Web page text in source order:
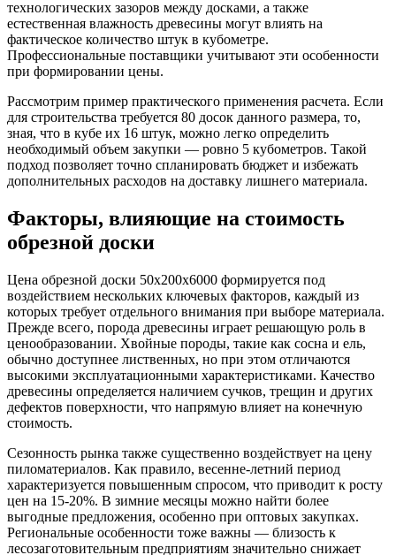
технологических зазоров между досками, а также
естественная влажность древесины могут влиять на
фактическое количество штук в кубометре.
Профессиональные поставщики учитывают эти особенности
при формировании цены.
Рассмотрим пример практического применения расчета. Если
для строительства требуется 80 досок данного размера, то,
зная, что в кубе их 16 штук, можно легко определить
необходимый объем закупки — ровно 5 кубометров. Такой
подход позволяет точно спланировать бюджет и избежать
дополнительных расходов на доставку лишнего материала.
Факторы, влияющие на стоимость
обрезной доски
Цена обрезной доски 50х200х6000 формируется под
воздействием нескольких ключевых факторов, каждый из
которых требует отдельного внимания при выборе материала.
Прежде всего, порода древесины играет решающую роль в
ценообразовании. Хвойные породы, такие как сосна и ель,
обычно доступнее лиственных, но при этом отличаются
высокими эксплуатационными характеристиками. Качество
древесины определяется наличием сучков, трещин и других
дефектов поверхности, что напрямую влияет на конечную
стоимость.
Сезонность рынка также существенно воздействует на цену
пиломатериалов. Как правило, весенне-летний период
характеризуется повышенным спросом, что приводит к росту
цен на 15-20%. В зимние месяцы можно найти более
выгодные предложения, особенно при оптовых закупках.
Региональные особенности тоже важны — близость к
лесозаготовительным предприятиям значительно снижает